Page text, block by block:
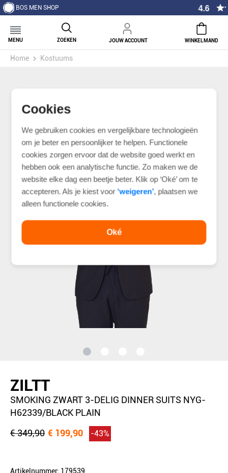
Cookies
We gebruiken cookies en vergelijkbare technologieën
om je beter en persoonlijker te helpen. Functionele
cookies zorgen ervoor dat de website goed werkt en
hebben ook een analytische functie. Zo maken we de
website elke dag een beetje beter. Klik op ‘Oké’ om te
accepteren. Als je kiest voor ‘weigeren’, plaatsen we
alleen functionele cookies.
Oké
BOS MEN SHOP
MENU ZOEKEN JOUW ACCOUNT WINKELMAND
Home Kostuums
ZILTT
SMOKING ZWART 3-DELIG DINNER SUITS NYG-
H62339/BLACK PLAIN
€ 349,90 € 199,90 -43%
Artikelnummer: 179539